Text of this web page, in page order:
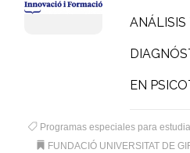
ANÁLISIS
EN
Programas especiales para
FUNDACIÓ UNIVERSITAT DE